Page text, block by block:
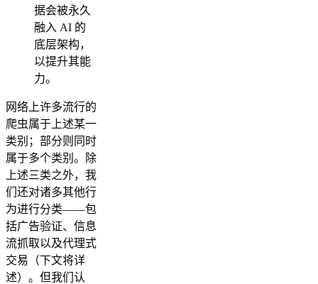
据会被永久
融入 AI 的
底层架构，
以提升其能
力。
网络上许多流行的
爬虫属于上述某一
类别；部分则同时
属于多个类别。除
上述三类之外，我
们还对诸多其他行
为进行分类——包
括广告验证、信息
流抓取以及代理式
交易（下文将详
述）。但我们认